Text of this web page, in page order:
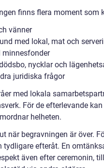
finns flera moment som
vänner
med lokal, mat och
minnesfonder
nycklar och
juridiska frågor
med lokala
För de efterlevande
helheten.
när begravningen är över.
efteråt. En
även efter ceremonin,